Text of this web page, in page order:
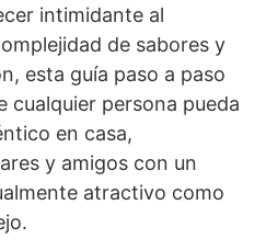
intimidante al
de sabores y
esta guía paso a paso
cualquier persona pueda
en casa,
y amigos con un
atractivo como